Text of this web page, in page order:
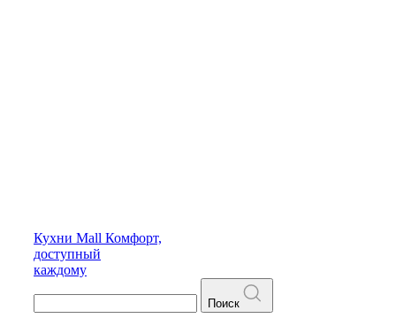
Кухни Mall Комфорт,
доступный
каждому
Поиск